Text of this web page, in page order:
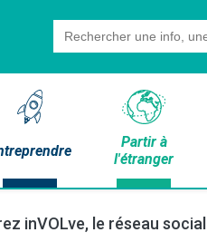
Search
for:
Partir à
l'étranger
inVOLve, le réseau